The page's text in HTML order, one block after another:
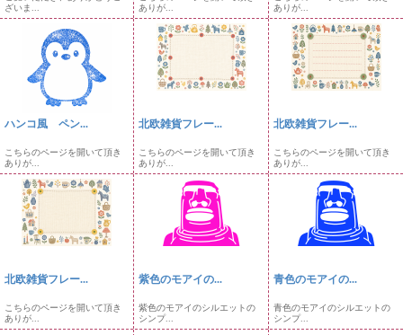
ざいま...
ありが...
ありが...
ハンコ風 ペン...
こちらのページを開いて頂き
ありが...
北欧雑貨フレー...
こちらのページを開いて頂き
ありが...
北欧雑貨フレー...
こちらのページを開いて頂き
ありが...
北欧雑貨フレー...
こちらのページを開いて頂き
ありが...
紫色のモアイの...
紫色のモアイのシルエットの
シンプ...
青色のモアイの...
青色のモアイのシルエットの
シンプ...